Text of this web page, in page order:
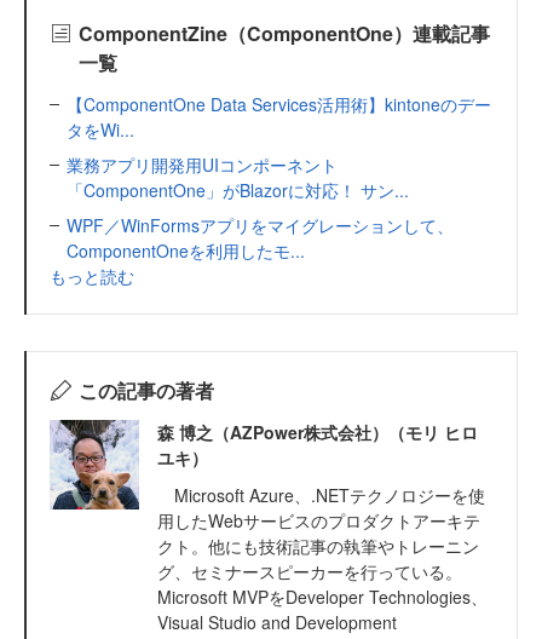
ComponentZine（ComponentOne）連載記事
一覧
【ComponentOne Data Services活用術】kintoneのデー
タをWi...
業務アプリ開発用UIコンポーネント
「ComponentOne」がBlazorに対応！ サン...
WPF／WinFormsアプリをマイグレーションして、
ComponentOneを利用したモ...
もっと読む
この記事の著者
森 博之（AZPower株式会社）（モリ ヒロ
ユキ）
Microsoft Azure、.NETテクノロジーを使
用したWebサービスのプロダクトアーキテ
クト。他にも技術記事の執筆やトレーニン
グ、セミナースピーカーを行っている。
Microsoft MVPをDeveloper Technologies、
Visual Studio and Development